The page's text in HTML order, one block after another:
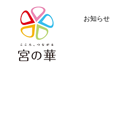
お知らせ